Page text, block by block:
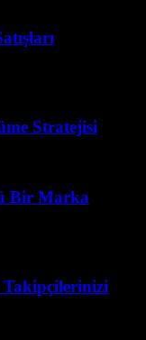
Stratejisi
Bir Marka
Takipçilerinizi